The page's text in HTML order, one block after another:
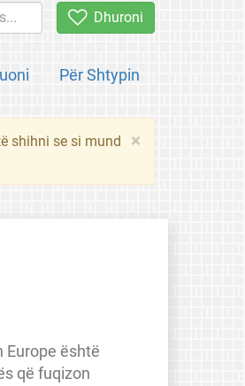
Dhuroni
Për Shtypin
×
shihni se si mund
Europe është
që fuqizon